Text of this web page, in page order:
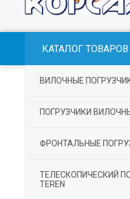
КАТАЛОГ ТОВАРОВ
ВИЛОЧНЫЕ
ПОГРУЗЧИКИ
ФРОНТАЛЬНЫЕ
ТЕЛЕСКОПИЧЕСКИЙ
TEREN